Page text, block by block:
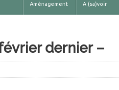
Aménagement A (sa)voir
dernier –